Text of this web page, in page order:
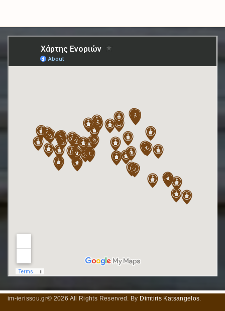
im-ierissou.gr© 2026 All Rights Reserved. By Dimtiris Katsangelos.